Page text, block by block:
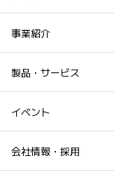
事業紹介
製品・サービス
イベント
会社情報・採用